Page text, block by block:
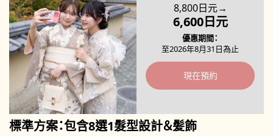
標準方案：包含8選1髮型設計＆髪飾
8,800日元→
6,600日元
優惠期間
至2026年8月31日為止
現在預約